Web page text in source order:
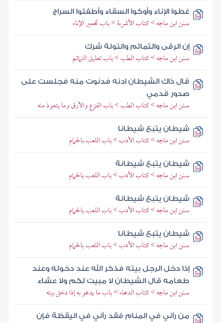
غطوا الإناء وأوكوا السقاء وأطفئوا السراج
سنن ابن ماجه > كتاب الأشربة > باب تخمير الإناء
إن الرقى والتمائم والتولة شرك
سنن ابن ماجه > كتاب الطب > باب تعليق التمائم
قال ذاك الشيطان ادنه فدنوت منه فجلست على
صدور قدمي
سنن ابن ماجه > كتاب الطب > باب الفزع والأرق وما يتعوذ منه
شيطان يتبع شيطانا
سنن ابن ماجه > كتاب الأدب > باب اللعب بالحمام
شيطان يتبع شيطانة
سنن ابن ماجه > كتاب الأدب > باب اللعب بالحمام
شيطان يتبع شيطانة
سنن ابن ماجه > كتاب الأدب > باب اللعب بالحمام
شيطان يتبع شيطانا
سنن ابن ماجه > كتاب الأدب > باب اللعب بالحمام
إذا دخل الرجل بيته فذكر الله عند دخوله وعند
طعامه قال الشيطان لا مبيت لكم ولا عشاء
سنن ابن ماجه > كتاب الدعاء > باب ما يدعو به إذا دخل بيته
من رآني في المنام فقد رآني في اليقظة فإن